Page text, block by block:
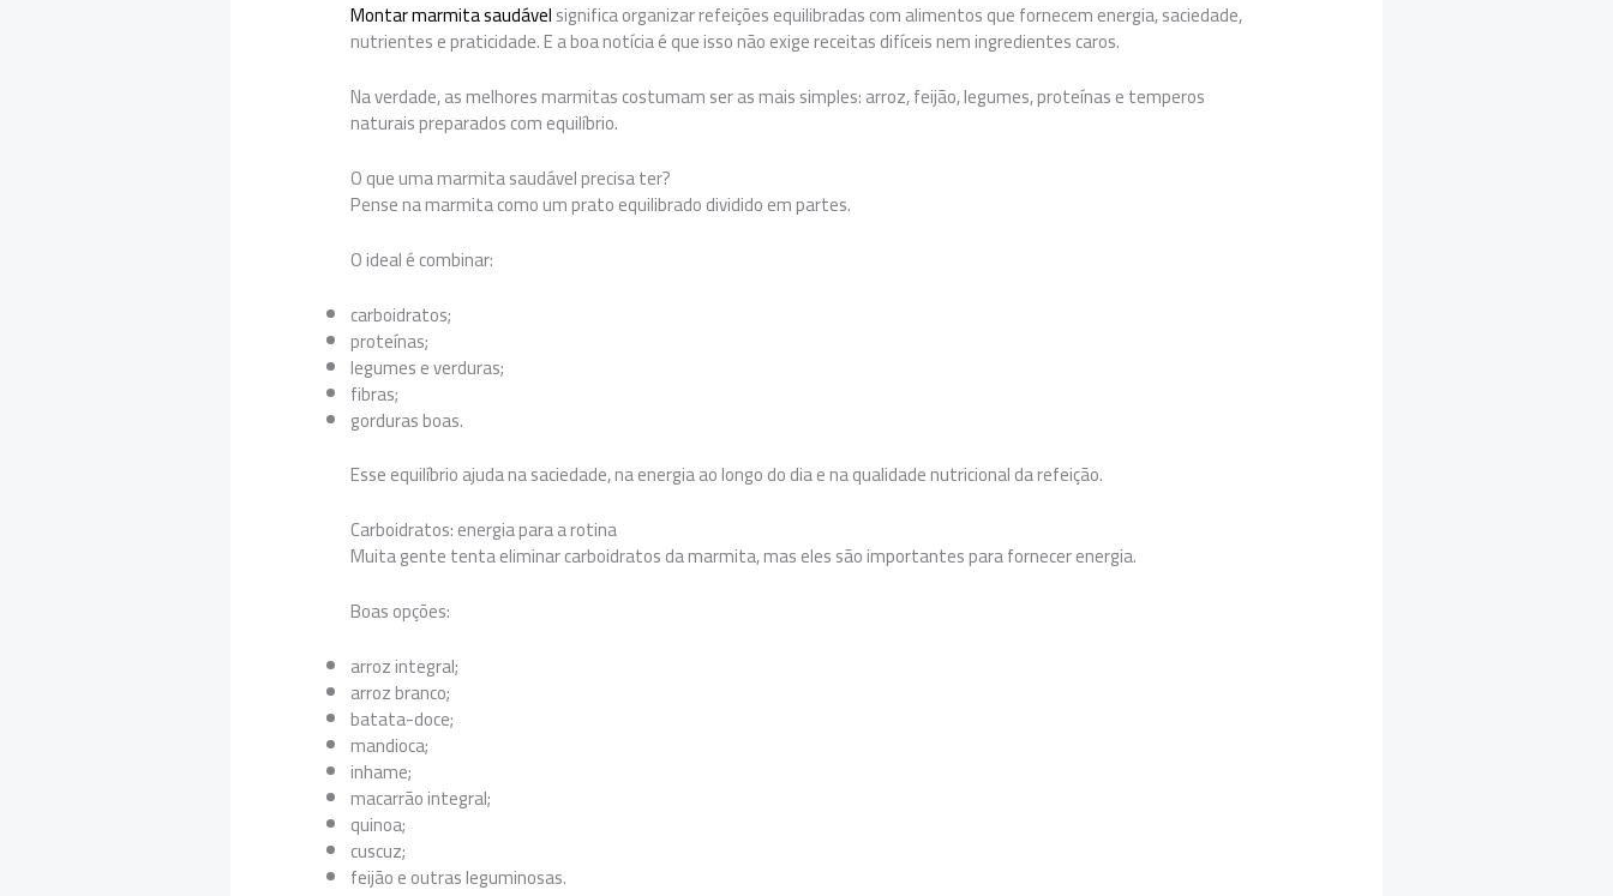
Montar marmita saudávelsignifica organizar refeições equilibradas com alimentos que fornecem energia, saciedade,
nutrientes e praticidade. E a boa notícia é que isso não exige receitas difíceis nem ingredientes caros.
Na verdade, as melhores marmitas costumam ser as mais simples: arroz, feijão, legumes, proteínas e temperos
naturais preparados com equilíbrio.
O que uma marmita saudável precisa ter?
Pense na marmita como um prato equilibrado dividido em partes.
O ideal é combinar:
carboidratos;
proteínas;
legumes e verduras;
fibras;
gorduras boas.
Esse equilíbrio ajuda na saciedade, na energia ao longo do dia e na qualidade nutricional da refeição.
Carboidratos: energia para a rotina
Muita gente tenta eliminar carboidratos da marmita, mas eles são importantes para fornecer energia.
Boas opções:
arroz integral;
arroz branco;
batata-doce;
mandioca;
inhame;
macarrão integral;
quinoa;
cuscuz;
feijão e outras leguminosas.